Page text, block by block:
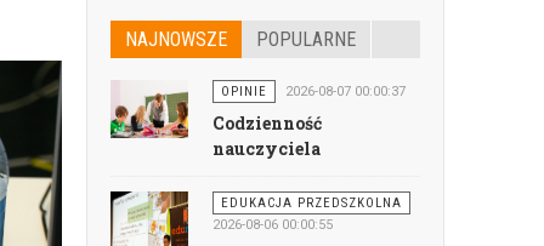
NAJNOWSZE POPULARNE
OPINIE 2026-08-07 00:00:37
Codzienność
nauczyciela
EDUKACJA PRZEDSZKOLNA
2026-08-06 00:00:55